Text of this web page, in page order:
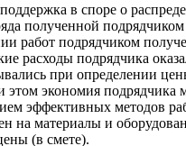
в споре о
полученной
работ подрядчиком
расходы подрядчика
при определении
этом экономия подрядчика
эффективных методов
на материалы и
(в смете).